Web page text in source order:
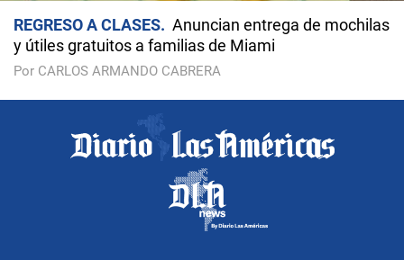
REGRESO A CLASES
Anuncian entrega de mochilas
y útiles gratuitos a familias de Miami
Por CARLOS ARMANDO CABRERA